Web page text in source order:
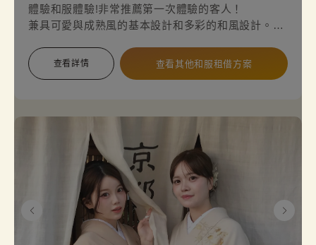
體驗和服體驗!非常推薦第一次體驗的客人！
兼具可愛與成熟風的基本設計和多彩的和風設計。您
服的生活嗎？
查看詳情 查看其他和服租借方案